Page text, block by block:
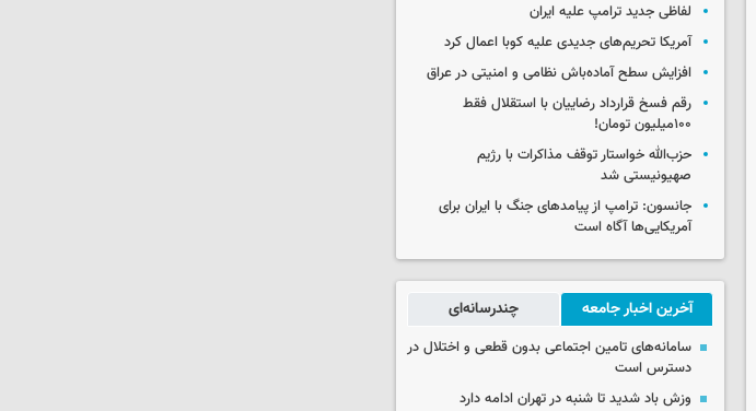
لفاظی جدید ترامپ علیه ایران
آمریکا تحریم‌های جدیدی علیه کوبا اعمال کرد
افزایش سطح آماده‌باش نظامی و امنیتی در عراق
رقم فسخ قرارداد رضاییان با استقلال فقط
۱۰۰میلیون تومان!
حزب‌الله خواستار توقف مذاکرات با رژیم
صهیونیستی شد
جانسون: ترامپ از پیامدهای جنگ با ایران برای
آمریکایی‌ها آگاه است
آخرین اخبار جامعه چندرسانه‌ای
سامانه‌های تامین اجتماعی بدون قطعی و اختلال در
دسترس است
وزش باد شدید تا شنبه در تهران ادامه دارد